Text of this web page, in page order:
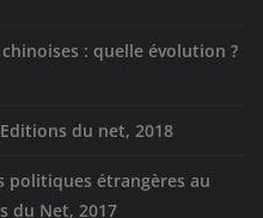
: quelle évolution ?
du net, 2018
politiques étrangères au
du Net, 2017